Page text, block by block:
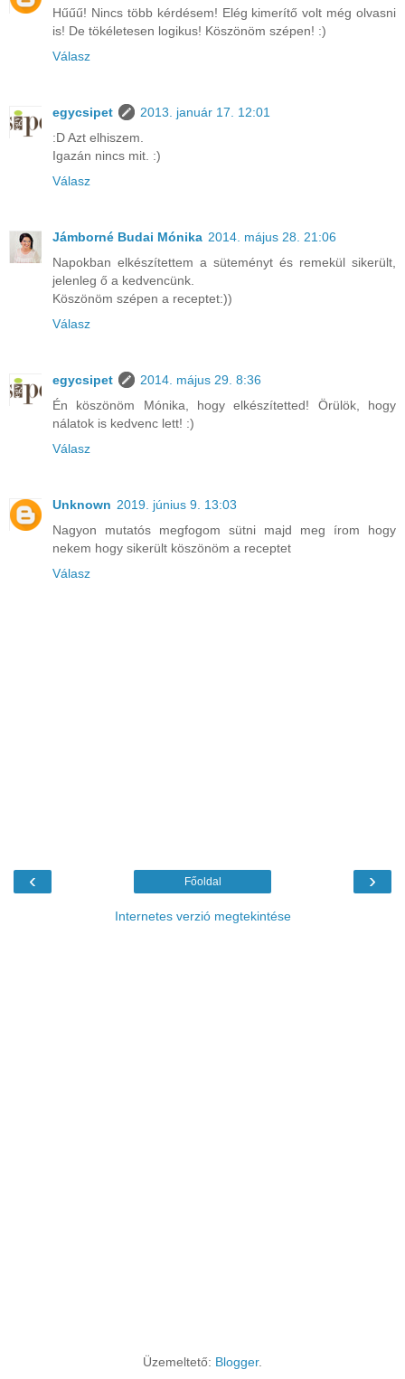
Hűűű! Nincs több kérdésem! Elég kimerítő volt még olvasni
is! De tökéletesen logikus! Köszönöm szépen! :)
Válasz
egycsipet
2013. január 17. 12:01
:D Azt elhiszem.
Igazán nincs mit. :)
Válasz
Jámborné Budai Mónika 2014. május 28. 21:06
Napokban elkészítettem a süteményt és remekül sikerült,
jelenleg ő a kedvencünk.
Köszönöm szépen a receptet:))
Válasz
egycsipet
2014. május 29. 8:36
Én köszönöm Mónika, hogy elkészítetted! Örülök, hogy
nálatok is kedvenc lett! :)
Válasz
Unknown 2019. június 9. 13:03
Nagyon mutatós megfogom sütni majd meg írom hogy
nekem hogy sikerült köszönöm a receptet
Válasz
‹ ›
Főoldal
Internetes verzió megtekintése
Üzemeltető: Blogger.